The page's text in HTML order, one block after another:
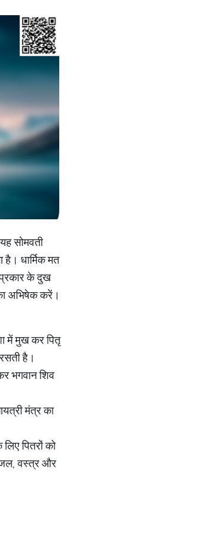
सोमवती
है। धार्मिक मत
प्रकार के दुख
अभिषेक करें।
में मुख कर पितृ
है।
भगवान शिव
मंत्र का
पितरों को
जल, वस्त्र और